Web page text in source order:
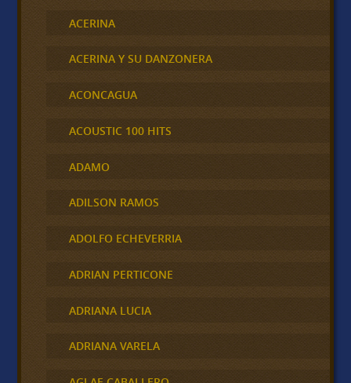
ACERINA
ACERINA Y SU DANZONERA
ACONCAGUA
ACOUSTIC 100 HITS
ADAMO
ADILSON RAMOS
ADOLFO ECHEVERRIA
ADRIAN PERTICONE
ADRIANA LUCIA
ADRIANA VARELA